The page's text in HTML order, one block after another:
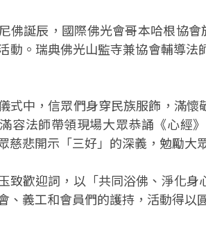
佛誕辰，國際佛光會哥本哈根協
動。瑞典佛光山監寺兼協會輔導
式中，信眾們身穿民族服飾，滿
容法師帶領現場大眾恭誦《心經
慈悲開示「三好」的深義，勉勵大
致歡迎詞，以「共同浴佛、淨化
、義工和會員們的護持，活動得以